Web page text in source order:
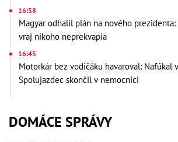
16:58
Magyar odhalil plán na nového
vraj nikoho neprekvapia
16:45
Motorkár bez vodičáku havaroval: Nafúkal
Spolujazdec skončil v nemocnici
DOMÁCE SPRÁVY